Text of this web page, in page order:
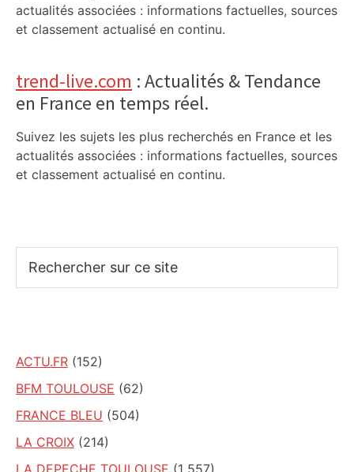
actualités associées : informations factuelles, sources
et classement actualisé en continu.
trend-live.com : Actualités & Tendance
en France en temps réel.
Suivez les sujets les plus recherchés en France et les
actualités associées : informations factuelles, sources
et classement actualisé en continu.
sur
ACTU.FR (152)
BFM TOULOUSE (62)
FRANCE BLEU (504)
LA CROIX (214)
LA DEPECHE TOULOUSE (1 557)